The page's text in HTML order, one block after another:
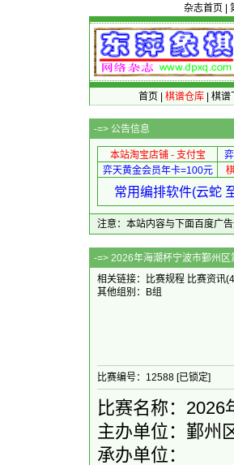
杂志首页
首页 棋谱仓库| 棋谱
-=> 公告信息
本站淘宝店铺 - 支付宝
弈天黄金会员年卡=100元
常用编排软件(云蛇
注意：本站内容与下面百度广
-=> 2026年海潮杯宁波
相关链接：
比赛规程 比赛资讯
其他组别：
B组
比赛编号：12588 [已锁定]
比赛名称：
主办单位：鄞州
承办单位：